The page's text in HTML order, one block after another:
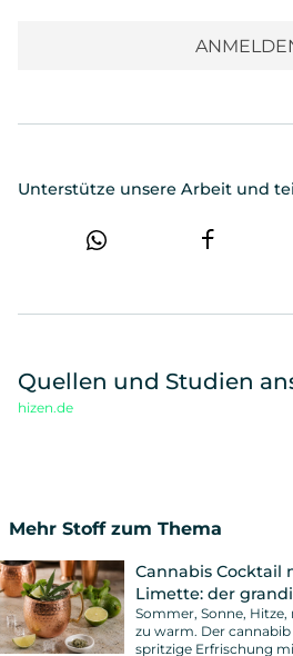
Unterstütze unsere Arbeit und
Quellen und Studien
hizen.de
Mehr Stoff zum Thema
Cannabis Cocktail
Limette: der
Sommer, Sonne,
zu warm. Der
spritzige Erfrischung